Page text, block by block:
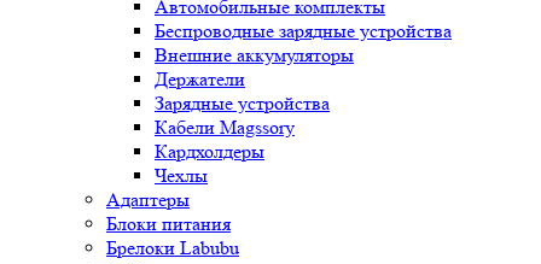
Автомобильные комплекты
Беспроводные зарядные устройства
Внешние аккумуляторы
Держатели
Зарядные устройства
Кабели Magssory
Кардхолдеры
Чехлы
Адаптеры
Блоки питания
Брелоки Labubu